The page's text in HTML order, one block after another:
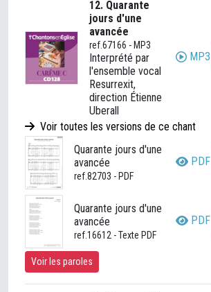
12. Quarante
jours d'une
avancée
ref.67166 - MP3
Interprété par
l'ensemble vocal
Resurrexit,
direction Étienne
Uberall
MP3
Voir toutes les versions de ce chant
Quarante jours d'une
avancée
ref.82703 - PDF
PDF
Quarante jours d'une
avancée
ref.16612 - Texte PDF
PDF
Voir les paroles